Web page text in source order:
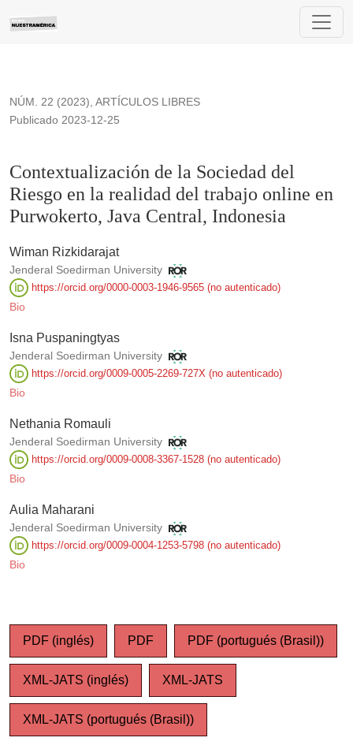
Contextualización de la Sociedad del Riesgo en la realidad
NÚM. 22 (2023), ARTÍCULOS LIBRES
Contextualización de la Sociedad del
Riesgo en la realidad del trabajo online en
Purwokerto, Java Central, Indonesia
Publicado 2023-12-25
Wiman Rizkidarajat
Jenderal Soedirman University
https://orcid.org/0000-0003-1946-9565 (no autenticado)
Bio
Isna Puspaningtyas
Jenderal Soedirman University
https://orcid.org/0009-0005-2269-727X (no autenticado)
Bio
Nethania Romauli
Jenderal Soedirman University
https://orcid.org/0009-0008-3367-1528 (no autenticado)
Bio
Aulia Maharani
Jenderal Soedirman University
https://orcid.org/0009-0004-1253-5798 (no autenticado)
Bio
PDF (inglés) PDF PDF (portugués (Brasil))
XML-JATS (inglés) XML-JATS
XML-JATS (portugués (Brasil))